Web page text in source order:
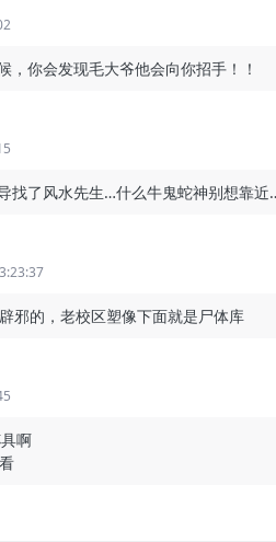
，你会发现毛大爷他会向你招手！！
找了风水先生…什么牛鬼蛇神别想靠近
邪的，老校区塑像下面就是尸体库
啊